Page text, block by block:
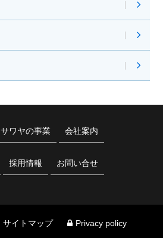
サワヤの事業 会社案内
採用情報 お問い合せ
サイトマップ Privacy policy